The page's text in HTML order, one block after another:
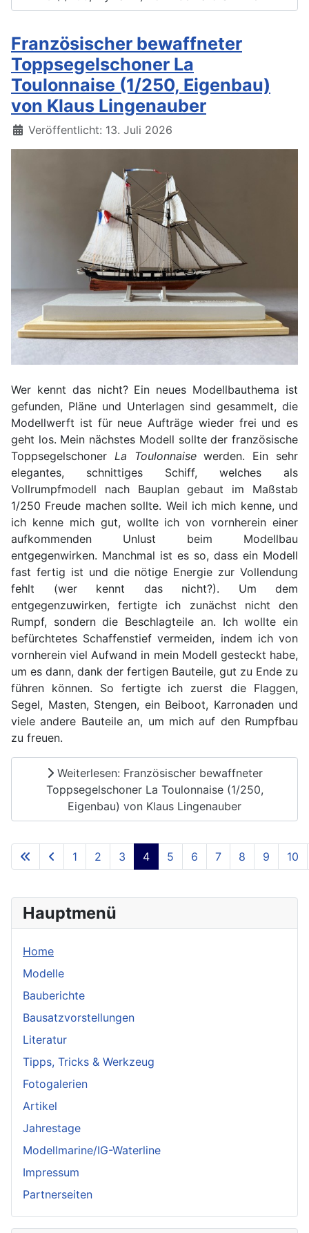
Hauptmenü
Home
Modelle
Bauberichte
Bausatzvorstellungen
Literatur
Tipps, Tricks & Werkzeug
Fotogalerien
Artikel
Jahrestage
Modellmarine/IG-Waterline
Impressum
Partnerseiten
Französischer bewaffneter
Toppsegelschoner La
Toulonnaise (1/250, Eigenbau)
von Klaus Lingenauber
Details
Veröffentlicht: 13. Juli 2026
Wer kennt das nicht? Ein neues Modellbauthema ist
gefunden, Pläne und Unterlagen sind gesammelt, die
Modellwerft ist für neue Aufträge wieder frei und es
geht los. Mein nächstes Modell sollte der französische
Toppsegelschoner La Toulonnaisewerden. Ein sehr
elegantes, schnittiges Schiff, welches als
Vollrumpfmodell nach Bauplan gebaut im Maßstab
1/250 Freude machen sollte. Weil ich mich kenne, und
ich kenne mich gut, wollte ich von vornherein einer
aufkommenden Unlust beim Modellbau
entgegenwirken. Manchmal ist es so, dass ein Modell
fast fertig ist und die nötige Energie zur Vollendung
fehlt (wer kennt das nicht?). Um dem
entgegenzuwirken, fertigte ich zunächst nicht den
Rumpf, sondern die Beschlagteile an. Ich wollte ein
befürchtetes Schaffenstief vermeiden, indem ich von
vornherein viel Aufwand in mein Modell gesteckt habe,
um es dann, dank der fertigen Bauteile, gut zu Ende zu
führen können. So fertigte ich zuerst die Flaggen,
Segel, Masten, Stengen, ein Beiboot, Karronaden und
viele andere Bauteile an, um mich auf den Rumpfbau
zu freuen.
Weiterlesen: Französischer bewaffneter
Toppsegelschoner La Toulonnaise (1/250,
Eigenbau) von Klaus Lingenauber
Seite 4 von 23
1 2 3 4 5 6 7 8 9 10